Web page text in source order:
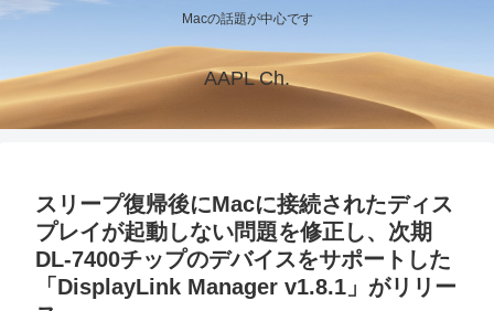
Macの話題が中心です
AAPL Ch.
スリープ復帰後にMacに接続されたディス
プレイが起動しない問題を修正し、次期
DL-7400チップのデバイスをサポートした
「DisplayLink Manager v1.8.1」がリリー